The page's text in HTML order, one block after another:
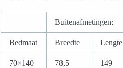
Buitenafmetingen:
Bedmaat Breedte Lengte
70×140 78,5 149